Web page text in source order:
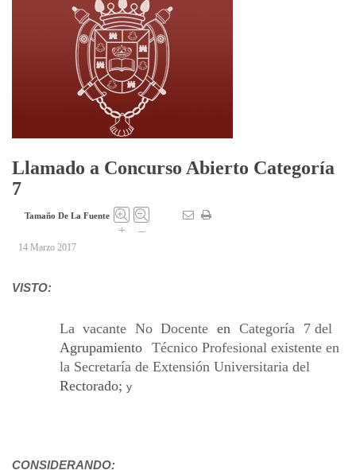
Llamado a Concurso Abierto Categoría
7
Tamaño De La Fuente
+ –
14 Marzo 2017
VISTO:
La vacante No Docente en Categoría 7 del
Agrupamiento Técnico Profesional existente en
la Secretaría de Extensión Universitaria del
Rectorado; y
CONSIDERANDO: